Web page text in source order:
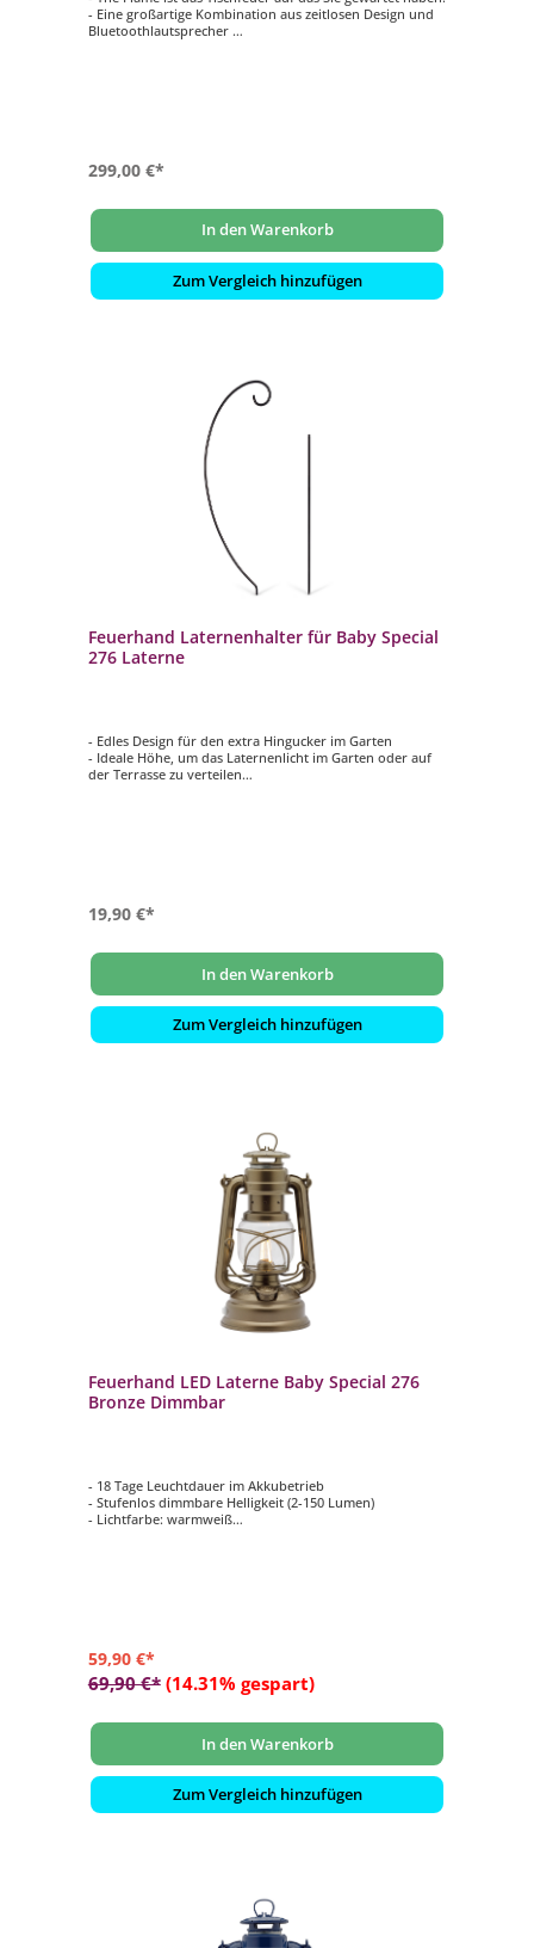
- Eine großartige Kombination aus zeitlosen Design und
Bluetoothlautsprecher
299,00 €*
In den Warenkorb
Zum Vergleich hinzufügen
Feuerhand Laternenhalter für Baby Special
276 Laterne
- Edles Design für den extra Hingucker im Garten
- Ideale Höhe, um das Laternenlicht im Garten oder auf
der Terrasse zu verteilen
19,90 €*
In den Warenkorb
Zum Vergleich hinzufügen
Feuerhand LED Laterne Baby Special 276
Bronze Dimmbar
- 18 Tage Leuchtdauer im Akkubetrieb
- Stufenlos dimmbare Helligkeit (2-150 Lumen)
- Lichtfarbe: warmweiß
59,90 €*
69,90 €* (14.31% gespart)
In den Warenkorb
Zum Vergleich hinzufügen